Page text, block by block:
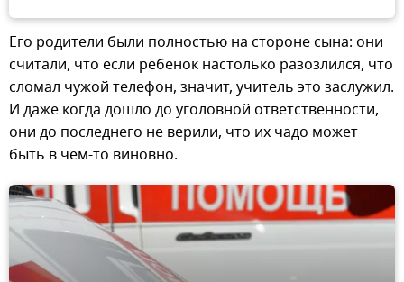
Его родители были полностью на стороне сына: они
считали, что если ребенок настолько разозлился, что
сломал чужой телефон, значит, учитель это заслужил.
И даже когда дошло до уголовной ответственности,
они до последнего не верили, что их чадо может
быть в чем-то виновно.